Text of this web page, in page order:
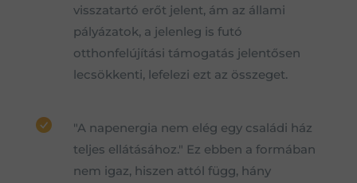
visszatartó erőt jelent, ám az állami
pályázatok, a jelenleg is futó
otthonfelújítási támogatás jelentősen
lecsökkenti, lefelezi ezt az összeget.
"A napenergia nem elég egy családi ház
teljes ellátásához." Ez ebben a formában
nem igaz, hiszen attól függ, hány